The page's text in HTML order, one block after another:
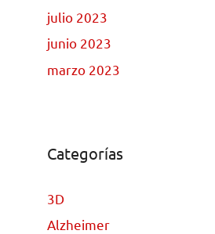
julio 2023
junio 2023
marzo 2023
Categorías
3D
Alzheimer